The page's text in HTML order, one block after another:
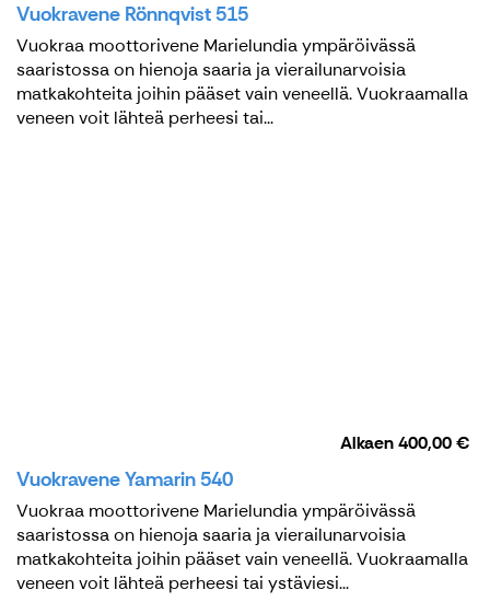
Vuokravene Rönnqvist 515
Vuokraa moottorivene Marielundia ympäröivässä
saaristossa on hienoja saaria ja vierailunarvoisia
matkakohteita joihin pääset vain veneellä. Vuokraamalla
veneen voit lähteä perheesi tai...
Alkaen400,00 €
Vuokravene Yamarin 540
Vuokraa moottorivene Marielundia ympäröivässä
saaristossa on hienoja saaria ja vierailunarvoisia
matkakohteita joihin pääset vain veneellä. Vuokraamalla
veneen voit lähteä perheesi tai ystäviesi...